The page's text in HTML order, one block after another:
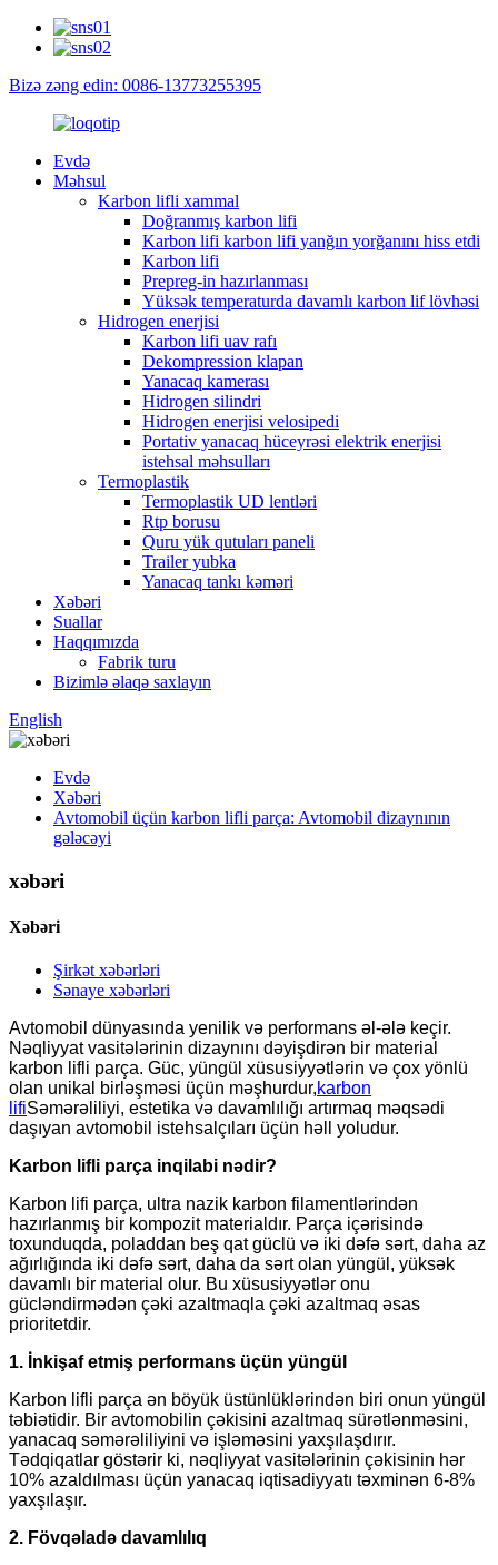
Bizə zəng edin: 0086-13773255395
Evdə
Məhsul
Karbon lifli xammal
Doğranmış karbon lifi
Karbon lifi karbon lifi yanğın yorğanını hiss etdi
Karbon lifi
Prepreg-in hazırlanması
Yüksək temperaturda davamlı karbon lif lövhəsi
Hidrogen enerjisi
Karbon lifi uav rafı
Dekompression klapan
Yanacaq kamerası
Hidrogen silindri
Hidrogen enerjisi velosipedi
Portativ yanacaq hüceyrəsi elektrik enerjisi
istehsal məhsulları
Termoplastik
Termoplastik UD lentləri
Rtp borusu
Quru yük qutuları paneli
Trailer yubka
Yanacaq tankı kəməri
Xəbəri
Suallar
Haqqımızda
Fabrik turu
Bizimlə əlaqə saxlayın
English
Evdə
Xəbəri
Avtomobil üçün karbon lifli parça: Avtomobil dizaynının
gələcəyi
xəbəri
Xəbəri
Şirkət xəbərləri
Sənaye xəbərləri
Avtomobil dünyasında yenilik və performans əl-ələ keçir.
Nəqliyyat vasitələrinin dizaynını dəyişdirən bir material
karbon lifli parça. Güc, yüngül xüsusiyyətlərin və çox yönlü
olan unikal birləşməsi üçün məşhurdur,karbon
lifiSəmərəliliyi, estetika və davamlılığı artırmaq məqsədi
daşıyan avtomobil istehsalçıları üçün həll yoludur.
Karbon lifli parça inqilabi nədir?
Karbon lifi parça, ultra nazik karbon filamentlərindən
hazırlanmış bir kompozit materialdır. Parça içərisində
toxunduqda, poladdan beş qat güclü və iki dəfə sərt, daha az
ağırlığında iki dəfə sərt, daha da sərt olan yüngül, yüksək
davamlı bir material olur. Bu xüsusiyyətlər onu
gücləndirmədən çəki azaltmaqla çəki azaltmaq əsas
prioritetdir.
1. İnkişaf etmiş performans üçün yüngül
Karbon lifli parça ən böyük üstünlüklərindən biri onun yüngül
təbiətidir. Bir avtomobilin çəkisini azaltmaq sürətlənməsini,
yanacaq səmərəliliyini və işləməsini yaxşılaşdırır.
Tədqiqatlar göstərir ki, nəqliyyat vasitələrinin çəkisinin hər
10% azaldılması üçün yanacaq iqtisadiyyatı təxminən 6-8%
yaxşılaşır.
2. Fövqəladə davamlılıq